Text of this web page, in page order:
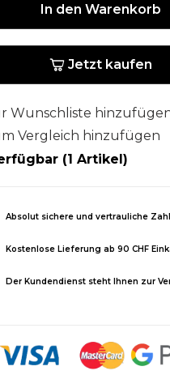
In den Warenkorb
Jetzt kaufen
Wunschliste
Vergleich hinzufügen
(1 Artikel)
Absolut sichere und vertrauliche
Kostenlose Lieferung ab 90 CHF
Der Kundendienst steht Ihnen zur